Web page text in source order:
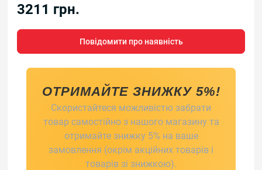
3211 грн.
Повідомити про наявність
ОТРИМАЙТЕ ЗНИЖКУ 5%!
Скористайтеся можливістю забрати
товар самостійно з нашого магазину та
отримайте знижку 5% на ваше
замовлення (окрім акційних товарів і
товарів зі знижкою).